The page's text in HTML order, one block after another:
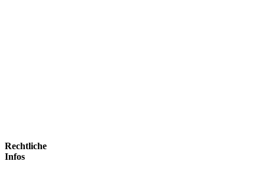
Rechtliche
Infos